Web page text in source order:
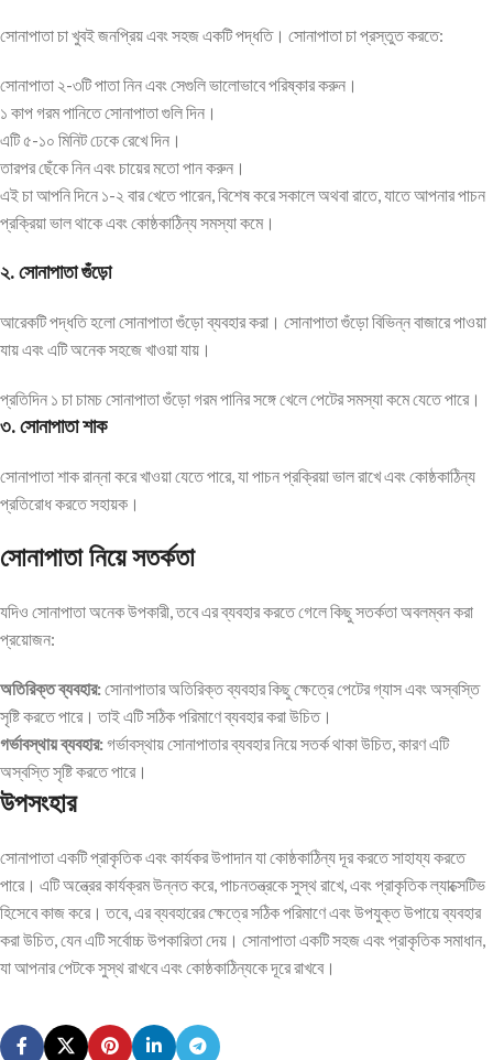
সোনাপাতা চা খুবই জনপ্রিয় এবং সহজ একটি পদ্ধতি। সোনাপাতা চা প্রস্তুত করতে:
সোনাপাতা ২-৩টি পাতা নিন এবং সেগুলি ভালোভাবে পরিষ্কার করুন।
১ কাপ গরম পানিতে সোনাপাতা গুলি দিন।
এটি ৫-১০ মিনিট ঢেকে রেখে দিন।
তারপর ছেঁকে নিন এবং চায়ের মতো পান করুন।
এই চা আপনি দিনে ১-২ বার খেতে পারেন, বিশেষ করে সকালে অথবা রাতে, যাতে আপনার পাচন
প্রক্রিয়া ভাল থাকে এবং কোষ্ঠকাঠিন্য সমস্যা কমে।
২. সোনাপাতা গুঁড়ো
আরেকটি পদ্ধতি হলো সোনাপাতা গুঁড়ো ব্যবহার করা। সোনাপাতা গুঁড়ো বিভিন্ন বাজারে পাওয়া
যায় এবং এটি অনেক সহজে খাওয়া যায়।
প্রতিদিন ১ চা চামচ সোনাপাতা গুঁড়ো গরম পানির সঙ্গে খেলে পেটের সমস্যা কমে যেতে পারে।
৩. সোনাপাতা শাক
সোনাপাতা শাক রান্না করে খাওয়া যেতে পারে, যা পাচন প্রক্রিয়া ভাল রাখে এবং কোষ্ঠকাঠিন্য
প্রতিরোধ করতে সহায়ক।
সোনাপাতা নিয়ে সতর্কতা
যদিও সোনাপাতা অনেক উপকারী, তবে এর ব্যবহার করতে গেলে কিছু সতর্কতা অবলম্বন করা
প্রয়োজন:
অতিরিক্ত ব্যবহার:সোনাপাতার অতিরিক্ত ব্যবহার কিছু ক্ষেত্রে পেটের গ্যাস এবং অস্বস্তি
সৃষ্টি করতে পারে। তাই এটি সঠিক পরিমাণে ব্যবহার করা উচিত।
গর্ভাবস্থায় ব্যবহার:গর্ভাবস্থায় সোনাপাতার ব্যবহার নিয়ে সতর্ক থাকা উচিত, কারণ এটি
অস্বস্তি সৃষ্টি করতে পারে।
উপসংহার
সোনাপাতা একটি প্রাকৃতিক এবং কার্যকর উপাদান যা কোষ্ঠকাঠিন্য দূর করতে সাহায্য করতে
পারে। এটি অন্ত্রের কার্যক্রম উন্নত করে, পাচনতন্ত্রকে সুস্থ রাখে, এবং প্রাকৃতিক ল্যাক্সেটিভ
হিসেবে কাজ করে। তবে, এর ব্যবহারের ক্ষেত্রে সঠিক পরিমাণে এবং উপযুক্ত উপায়ে ব্যবহার
করা উচিত, যেন এটি সর্বোচ্চ উপকারিতা দেয়। সোনাপাতা একটি সহজ এবং প্রাকৃতিক সমাধান,
যা আপনার পেটকে সুস্থ রাখবে এবং কোষ্ঠকাঠিন্যকে দূরে রাখবে।